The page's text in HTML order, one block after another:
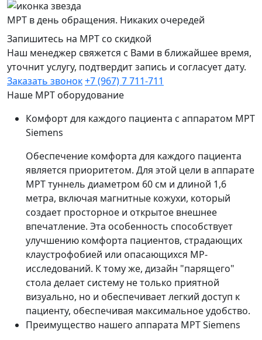
МРТ в день обращения. Никаких очередей
Запишитесь на МРТ со скидкой
Наш менеджер свяжется с Вами в ближайшее время,
уточнит услугу, подтвердит запись и согласует дату.
Заказать звонок+7 (967) 7 711-711
Наше МРТ оборудование
Комфорт для каждого пациента с аппаратом МРТ
Siemens
Обеспечение комфорта для каждого пациента
является приоритетом. Для этой цели в аппарате
МРТ туннель диаметром 60 см и длиной 1,6
метра, включая магнитные кожухи, который
создает просторное и открытое внешнее
впечатление. Эта особенность способствует
улучшению комфорта пациентов, страдающих
клаустрофобией или опасающихся МР-
исследований. К тому же, дизайн "парящего"
стола делает систему не только приятной
визуально, но и обеспечивает легкий доступ к
пациенту, обеспечивая максимальное удобство.
Преимущество нашего аппарата МРТ Siemens